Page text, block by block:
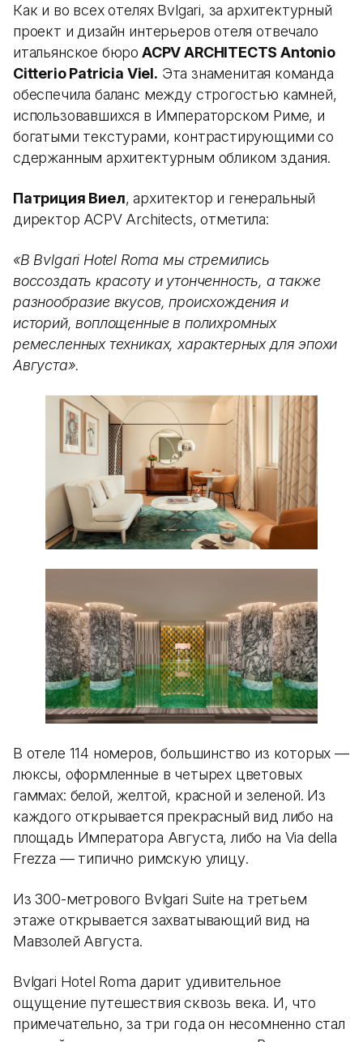
Как и во всех отелях Bvlgari, за архитектурный
проект и дизайн интерьеров отеля отвечало
итальянское бюро ACPV ARCHITECTS Antonio
Citterio Patricia Viel. Эта знаменитая команда
обеспечила баланс между строгостью камней,
использовавшихся в Императорском Риме, и
богатыми текстурами, контрастирующими со
сдержанным архитектурным обликом здания.
Патриция Виел, архитектор и генеральный
директор ACPV Architects, отметила:
«В Bvlgari Hotel Roma мы стремились
воссоздать красоту и утонченность, а также
разнообразие вкусов, происхождения и
историй, воплощенные в полихромных
ремесленных техниках, характерных для эпохи
Августа».
В отеле 114 номеров, большинство из которых —
люксы, оформленные в четырех цветовых
гаммах: белой, желтой, красной и зеленой. Из
каждого открывается прекрасный вид либо на
площадь Императора Августа, либо на Via della
Frezza — типично римскую улицу.
Из 300-метрового Bvlgari Suite на третьем
этаже открывается захватывающий вид на
Мавзолей Августа.
Bvlgari Hotel Roma дарит удивительное
ощущение путешествия сквозь века. И, что
примечательно, за три года он несомненно стал